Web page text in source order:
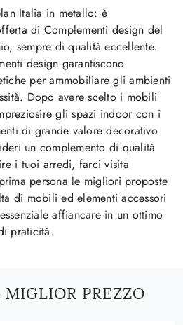
Italia in metallo: è
di Complementi design del
sempre di qualità eccellente.
design garantiscono
per ammobiliare gli ambienti
Dopo avere scelto i mobili
gli spazi indoor con i
di grande valore decorativo
un complemento di qualità
i tuoi arredi, farci visita
persona le migliori proposte
di mobili ed elementi accessori
affiancare in un ottimo
praticità.
PREZZO